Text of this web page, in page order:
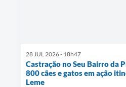
28 JUL 2026 - 18h47
Castração no Seu Bairro da
800 cães e gatos em ação
Leme